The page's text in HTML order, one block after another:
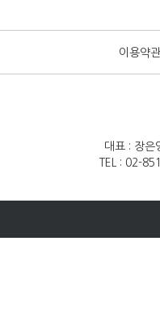
이용약관
대표 : 장은
TEL : 02-